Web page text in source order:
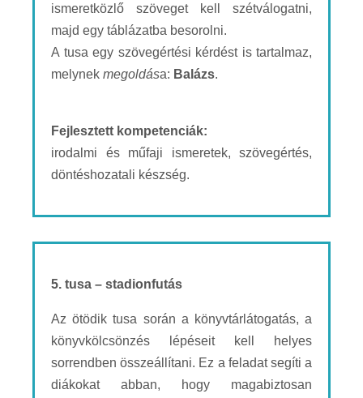
ismeretközlő szöveget kell szétválogatni,
majd egy táblázatba besorolni.
A tusa egy szövegértési kérdést is tartalmaz,
melynek megoldása: Balázs.
Fejlesztett kompetenciák:
irodalmi és műfaji ismeretek, szövegértés,
döntéshozatali készség.
5. tusa – stadionfutás
Az ötödik tusa során a könyvtárlátogatás, a
könyvkölcsönzés lépéseit kell helyes
sorrendben összeállítani. Ez a feladat segíti a
diákokat abban, hogy magabiztosan